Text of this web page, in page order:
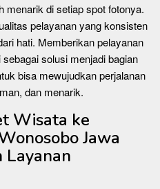
menarik di setiap spot fotonya.
pelayanan yang konsisten
hati. Memberikan pelayanan
solusi menjadi bagian
bisa mewujudkan perjalanan
dan menarik.
Wisata ke
Jawa
Layanan